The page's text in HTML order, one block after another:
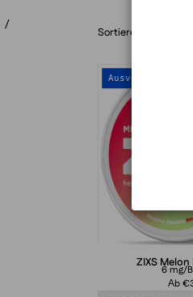
/
Sortieren nach
Ausverkauft
ZIXS
6 mg/
Аb